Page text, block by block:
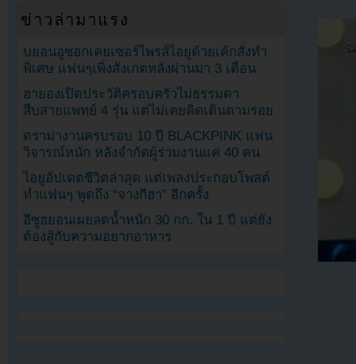
ข่าวล่ามาแรง
บยอนอูซอกเคยเซอร์ไพรส์ไอยูด้วยเค้กสั่งทำ
พิเศษ แฟนๆเพิ่งสังเกตหลังผ่านมา 3 เดือน
ฮายองเปิดประวัติครอบครัวไม่ธรรมดา
สืบสายแพทย์ 4 รุ่น แต่ไม่เคยคิดเดินตามรอย
ดราม่างานครบรอบ 10 ปี BLACKPINK แฟน
วิจารณ์หนัก หลังจำกัดผู้ร่วมงานแค่ 40 คน
ไอยูอัปเดตชีวิตล่าสุด แต่เพลงประกอบโพสต์
ทำแฟนๆ พูดถึง “จางกีฮา” อีกครั้ง
อีซูฮยอนเผยลดน้ำหนัก 30 กก. ใน 1 ปี แต่ยัง
ต้องสู้กับความอยากอาหาร